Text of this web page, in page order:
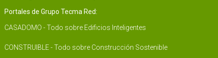
Portales de Grupo Tecma Red:
CASADOMO - Todo sobre Edificios Inteligentes
CONSTRUIBLE - Todo sobre Construcción Sostenible